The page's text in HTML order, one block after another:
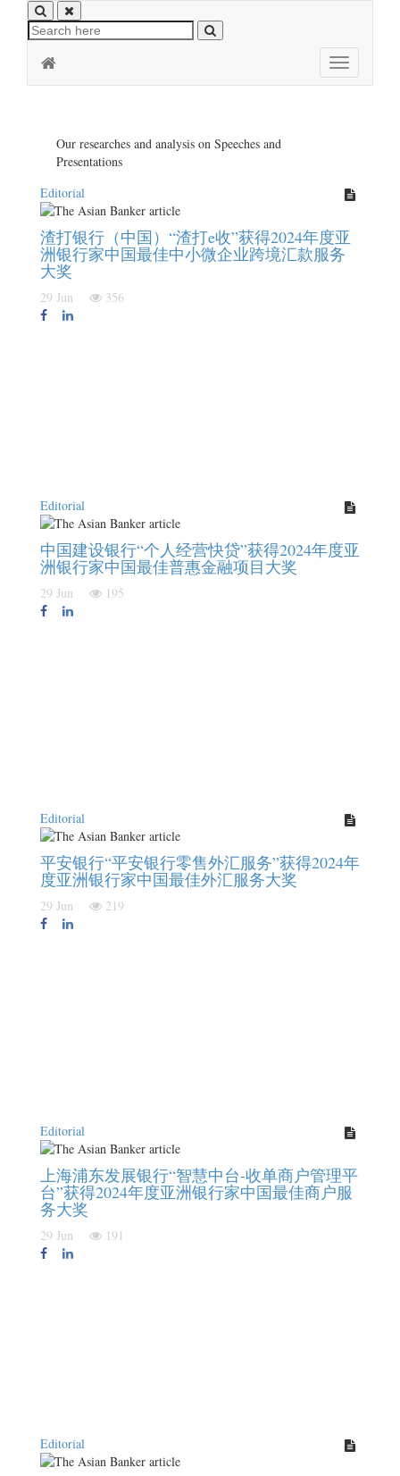
Toggle
navigation
Our researches and analysis on Speeches and
Presentations
Editorial
渣打银行（中国）“渣打e收”获得2024年度亚
洲银行家中国最佳中小微企业跨境汇款服务
大奖
29 Jun 356
Editorial
中国建设银行“个人经营快贷”获得2024年度亚
洲银行家中国最佳普惠金融项目大奖
29 Jun 195
Editorial
平安银行“平安银行零售外汇服务”获得2024年
度亚洲银行家中国最佳外汇服务大奖
29 Jun 219
Editorial
上海浦东发展银行“智慧中台-收单商户管理平
台”获得2024年度亚洲银行家中国最佳商户服
务大奖
29 Jun 191
Editorial